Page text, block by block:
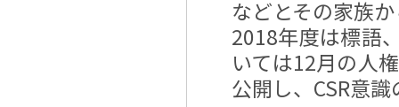
などとその家族
2018年度は標語
いては12月の人
公開し、CSR意